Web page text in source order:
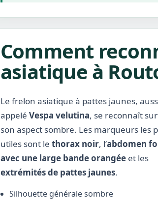
Comment
asiatique à
Le frelon asiatique à pattes jaunes,
appelé Vespa velutina, se reconnaît
son aspect sombre. Les marqueurs les
utiles sont le thorax noir, l’abdomen
avec une large bande orangée et les
extrémités de pattes jaunes.
Silhouette générale sombre